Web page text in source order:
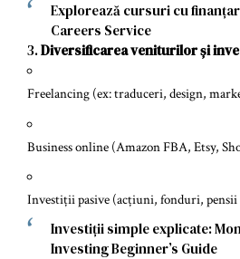
Explorează cursuri cu
Careers Service
3.Diversificarea veniturilor și
Freelancing (ex: traduceri, design,
Business online (Amazon FBA, Etsy,
Investiții pasive (acțiuni, fonduri,
Investiții simple explicate:
Investing Beginner’s Guide